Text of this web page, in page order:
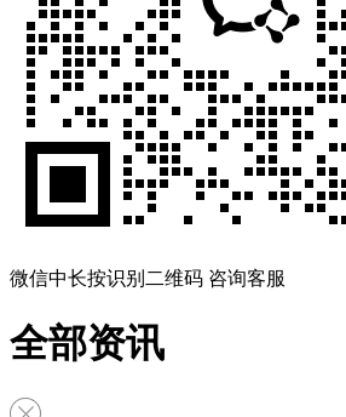
微信中长按识别二维码 咨询客服
全部资讯